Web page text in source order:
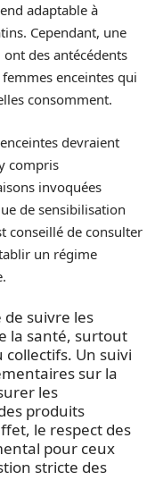
adaptable à
Cependant, une
des antécédents
enceintes qui
consomment.
devraient
compris
invoquées
de sensibilisation
conseillé de consulter
un régime
de suivre les
la santé, surtout
collectifs. Un suivi
sur la
les
produits
le respect des
pour ceux
stricte des